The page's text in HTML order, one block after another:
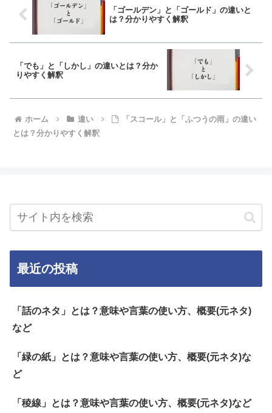
「ゴールデン」と「ゴールド」の違いと
は？分かりやすく解釈
「でも」と「しかし」の違いとは？分か
りやすく解釈
ホーム 違い
「スコール」と「ふつうの雨」の違い
とは？分かりやすく解釈
最近の投稿
「話のネタ」とは？意味や言葉の使い方、概要(元ネタ)
など
「緑の紙」とは？意味や言葉の使い方、概要(元ネタ)な
ど
「稜線」とは？意味や言葉の使い方、概要(元ネタ)など